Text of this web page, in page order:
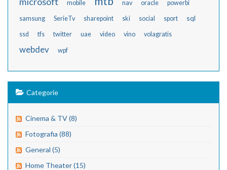
mobile nav oracle powerbi
samsung SerieTv sharepoint ski social sport sql
ssd tfs twitter uae video vino volagratis
webdev wpf
Categorie
Cinema & TV (8)
Fotografia (88)
General (5)
Home Theater (15)